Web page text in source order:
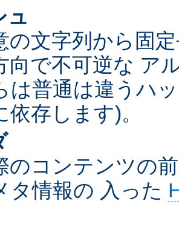
ュ
の文字列から固
向で不可逆な ア
は普通は違うハ
依存します)。
のコンテンツの
タ情報の 入った